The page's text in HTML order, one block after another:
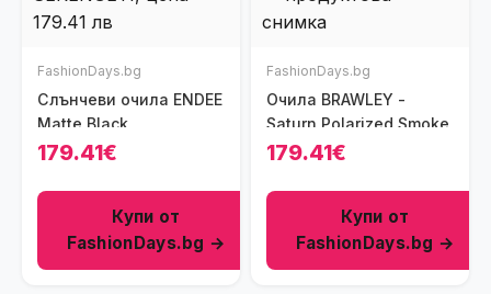
FashionDays.bg
Слънчеви очила ENDEE
Matte Black
179.41€
Купи от
FashionDays.bg →
FashionDays.bg
Очила BRAWLEY -
Saturn Polarized Smoke
179.41€
Купи от
FashionDays.bg →